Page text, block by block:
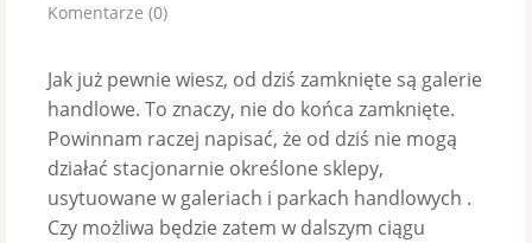
Komentarze (0)
Jak już pewnie wiesz, od dziś zamknięte są galerie
handlowe. To znaczy, nie do końca zamknięte.
Powinnam raczej napisać, że od dziś nie mogą
działać stacjonarnie określone sklepy,
usytuowane w galeriach i parkach handlowych .
Czy możliwa będzie zatem w dalszym ciągu